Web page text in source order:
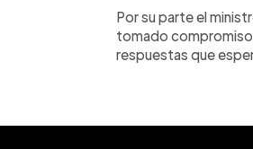
Por su parte el
tomado compromiso
respuestas que